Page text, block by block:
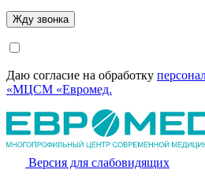
Даю согласие на обработку
«МЦСМ «Евромед.
Версия для слабовидящих